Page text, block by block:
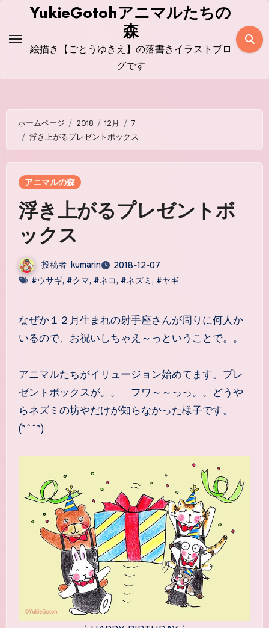
ス
YukieGotohアニマルたちの
森
絵描き【ごとうゆきえ】の落書きイラストブロ
グです
ホームページ 2018 12月
7
浮き上がるプレゼントボックス
アニマルの森
浮き上がるプレゼントボ
ックス
投稿者 kumarin
2018-12-07
#ウサギ, #クマ, #ネコ, #ネズミ , #ヤギ
なぜか１２月生まれの射手座さんが周りに何人か
いるので、お祝いしちゃえ～っということで。。
アニマルたちがイリュージョン始めてます。プレ
ゼントボックスが。。 フワ～～っっ。。どうや
らネズミの坊やだけが知らなかった様子です。
(*^^*)